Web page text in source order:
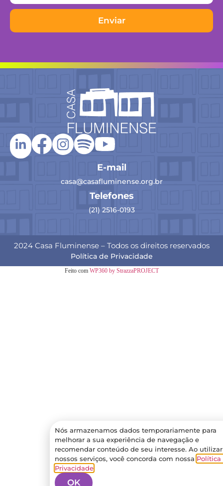
Enviar
E-mail
casa@casafluminense.org.br
Telefones
(21) 2516-0193
2024 Casa Fluminense – Todos os direitos reservados
Política de Privacidade
Feito com WP360 by StrazzaPROJECT
Nós armazenamos dados temporariamente para
melhorar a sua experiência de navegação e
recomendar conteúdo de seu interesse. Ao utilizar
nossos serviços, você concorda com nossa Política
Privacidade.
OK